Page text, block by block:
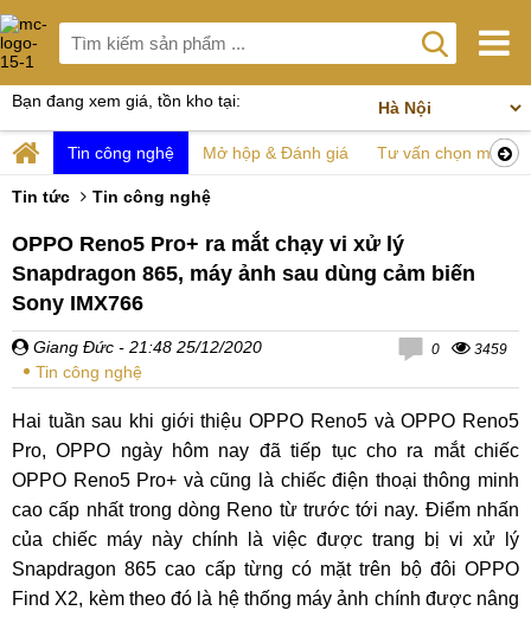
Bạn đang xem giá, tồn kho tại:
Tin công nghệ Mở hộp & Đánh giá Tư vấn chọn mua
Tin tức Tin công nghệ
OPPO Reno5 Pro+ ra mắt chạy vi xử lý
Snapdragon 865, máy ảnh sau dùng cảm biến
Sony IMX766
Giang Đức - 21:48 25/12/2020
Tin công nghệ
0 3459
Hai tuần sau khi giới thiệu OPPO Reno5 và OPPO Reno5
Pro, OPPO ngày hôm nay đã tiếp tục cho ra mắt chiếc
OPPO Reno5 Pro+ và cũng là chiếc điện thoại thông minh
cao cấp nhất trong dòng Reno từ trước tới nay. Điểm nhấn
của chiếc máy này chính là việc được trang bị vi xử lý
Snapdragon 865 cao cấp từng có mặt trên bộ đôi OPPO
Find X2, kèm theo đó là hệ thống máy ảnh chính được nâng